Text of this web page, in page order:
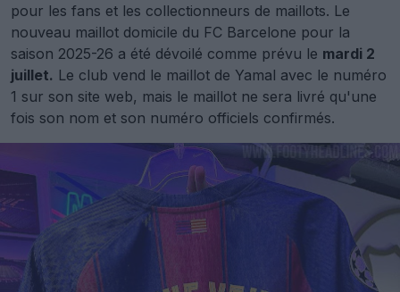
pour les fans et les collectionneurs de maillots. Le
nouveau maillot domicile du FC Barcelone pour la
saison 2025-26 a été dévoilé comme prévu le mardi 2
juillet. Le club vend le maillot de Yamal avec le numéro
1 sur son site web, mais le maillot ne sera livré qu'une
fois son nom et son numéro officiels confirmés.